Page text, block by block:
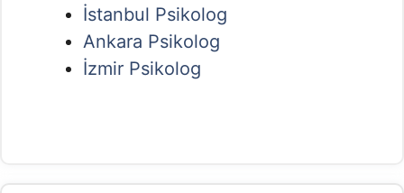
İstanbul Psikolog
Ankara Psikolog
İzmir Psikolog